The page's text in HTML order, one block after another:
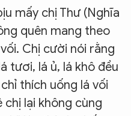
mấy chị Thư (Nghĩa
quên mang theo
Chị cười nói rằng
tươi, lá ủ, lá khô đều
thích uống lá vối
chị lại không cùng